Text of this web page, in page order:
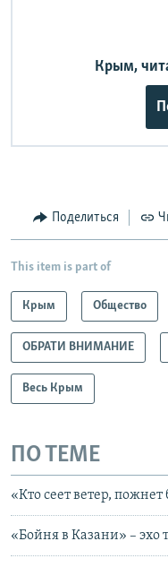
Крым,
Поделиться
This item is part of
Крым Общество
ОБРАТИ ВНИМАНИЕ
Весь Крым
ПО ТЕМЕ
«Кто сеет ветер,
«Бойня в Казани» – эхо